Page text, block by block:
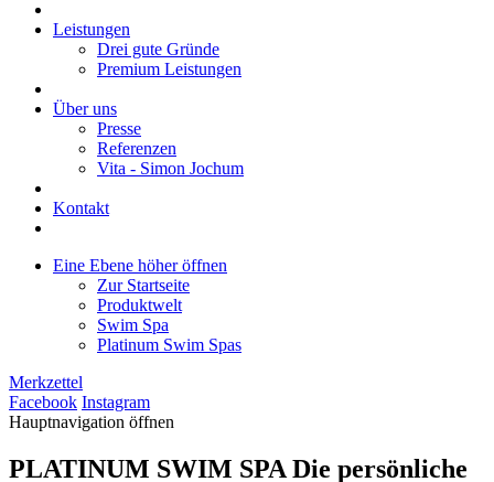
Leistungen
Drei gute Gründe
Premium Leistungen
Über uns
Presse
Referenzen
Vita - Simon Jochum
Kontakt
Eine Ebene höher öffnen
Zur Startseite
Produktwelt
Swim Spa
Platinum Swim Spas
Merkzettel
Facebook Instagram
Hauptnavigation öffnen
PLATINUM SWIM SPA Die persönliche